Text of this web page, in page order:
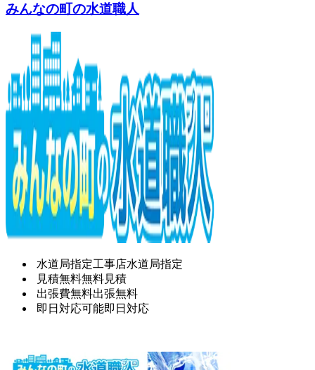
みんなの町の水道職人
水道局指定工事店水道局指定
見積無料無料見積
出張費無料出張無料
即日対応可能即日対応